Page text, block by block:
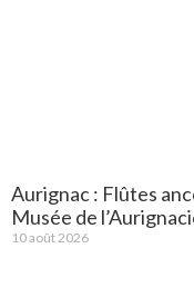
Aurignac : Flûtes
Musée de
10 août 2026